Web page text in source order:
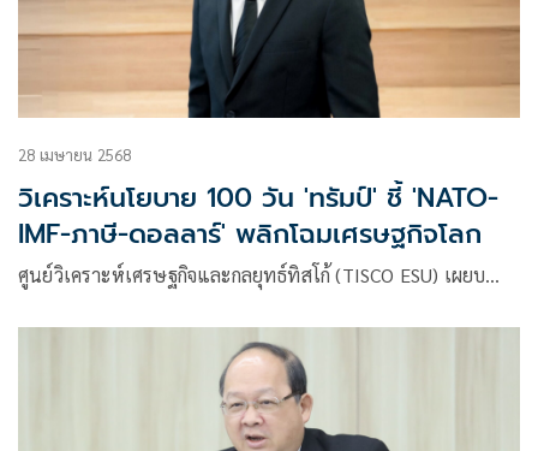
28 เมษายน 2568
วิเคราะห์นโยบาย 100 วัน 'ทรัมป์' ชี้ 'NATO-
IMF-ภาษี-ดอลลาร์' พลิกโฉมเศรษฐกิจโลก
ศูนย์วิเคราะห์เศรษฐกิจและกลยุทธ์ทิสโก้ (TISCO ESU) เผยบ…